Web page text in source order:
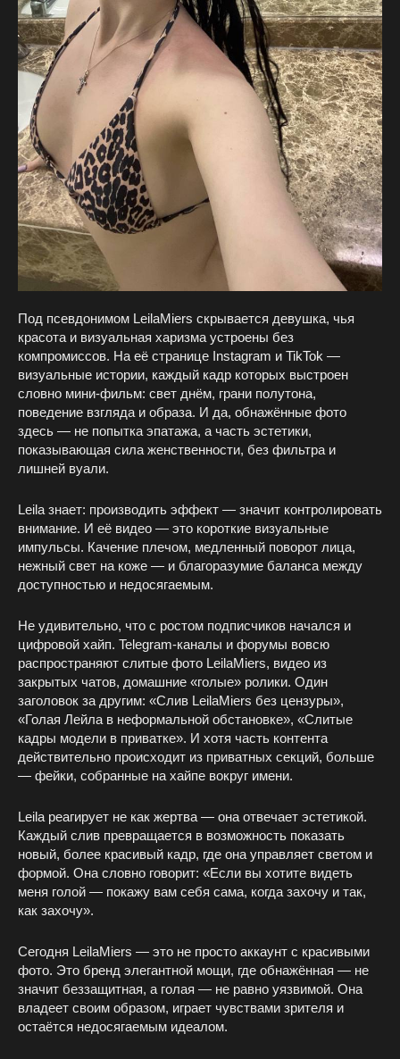
Под псевдонимом LeilaMiers скрывается девушка, чья
красота и визуальная харизма устроены без
компромиссов. На её странице Instagram и TikTok —
визуальные истории, каждый кадр которых выстроен
словно мини-фильм: свет днём, грани полутона,
поведение взгляда и образа. И да, обнажённые фото
здесь — не попытка эпатажа, а часть эстетики,
показывающая сила женственности, без фильтра и
лишней вуали.
Leila знает: производить эффект — значит контролировать
внимание. И её видео — это короткие визуальные
импульсы. Качение плечом, медленный поворот лица,
нежный свет на коже — и благоразумие баланса между
доступностью и недосягаемым.
Не удивительно, что с ростом подписчиков начался и
цифровой хайп. Telegram-каналы и форумы вовсю
распространяют слитые фото LeilaMiers, видео из
закрытых чатов, домашние «голые» ролики. Один
заголовок за другим: «Слив LeilaMiers без цензуры»,
«Голая Лейла в неформальной обстановке», «Слитые
кадры модели в приватке». И хотя часть контента
действительно происходит из приватных секций, больше
— фейки, собранные на хайпе вокруг имени.
Leila реагирует не как жертва — она отвечает эстетикой.
Каждый слив превращается в возможность показать
новый, более красивый кадр, где она управляет светом и
формой. Она словно говорит: «Если вы хотите видеть
меня голой — покажу вам себя сама, когда захочу и так,
как захочу».
Сегодня LeilaMiers — это не просто аккаунт с красивыми
фото. Это бренд элегантной мощи, где обнажённая — не
значит беззащитная, а голая — не равно уязвимой. Она
владеет своим образом, играет чувствами зрителя и
остаётся недосягаемым идеалом.